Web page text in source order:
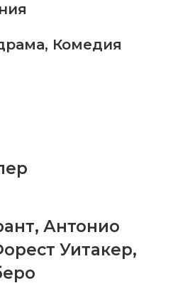
, Комедия
, Антонио
Уитакер,